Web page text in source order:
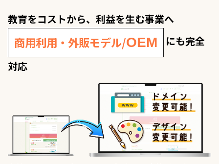
教育をコストから、利益を生む事業へ
商用利用・外販モデル/OEM
にも完全
対応